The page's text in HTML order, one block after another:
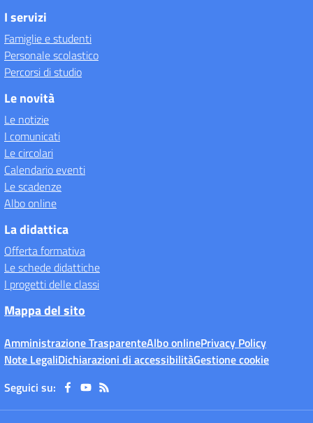
I servizi
Famiglie e studenti
Personale scolastico
Percorsi di studio
Le novità
Le notizie
I comunicati
Le circolari
Calendario eventi
Le scadenze
Albo online
La didattica
Offerta formativa
Le schede didattiche
I progetti delle classi
Mappa del sito
Amministrazione TrasparenteAlbo onlinePrivacy Policy
Note LegaliDichiarazioni di accessibilitàGestione cookie
Seguici su: